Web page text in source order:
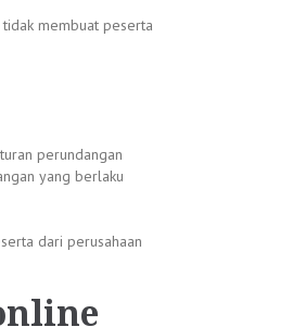
membuat peserta
perundangan
yang berlaku
dari perusahaan